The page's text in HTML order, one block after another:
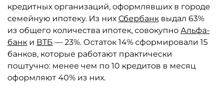
кредитных организаций, оформлявших в городе
семейную ипотеку. Из них Сбербанк выдал 63%
из общего количества ипотек, совокупно Альфа-
банк и ВТБ — 23%. Остаток 14% сформировали 15
банков, которые работают практически
поштучно: менее чем по 10 кредитов в месяц
оформляют 40% из них.